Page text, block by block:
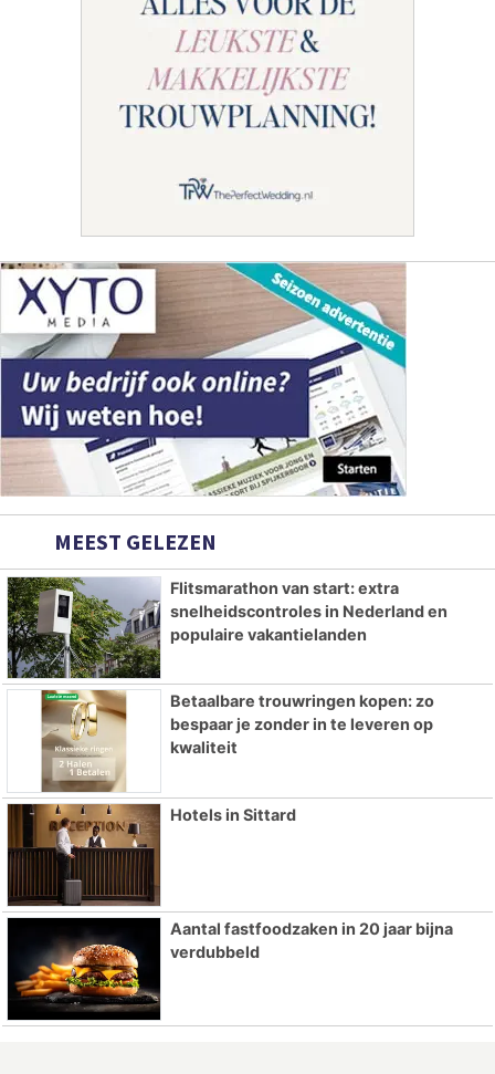
MEEST GELEZEN
Flitsmarathon van start: extra
snelheidscontroles in Nederland en
populaire vakantielanden
Betaalbare trouwringen kopen: zo
bespaar je zonder in te leveren op
kwaliteit
Hotels in Sittard
Aantal fastfoodzaken in 20 jaar bijna
verdubbeld